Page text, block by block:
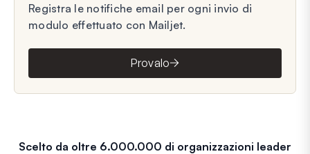
Registra le notifiche email per ogni invio di
modulo effettuato con Mailjet.
Provalo
Scelto da oltre 6.000.000 di organizzazioni leader